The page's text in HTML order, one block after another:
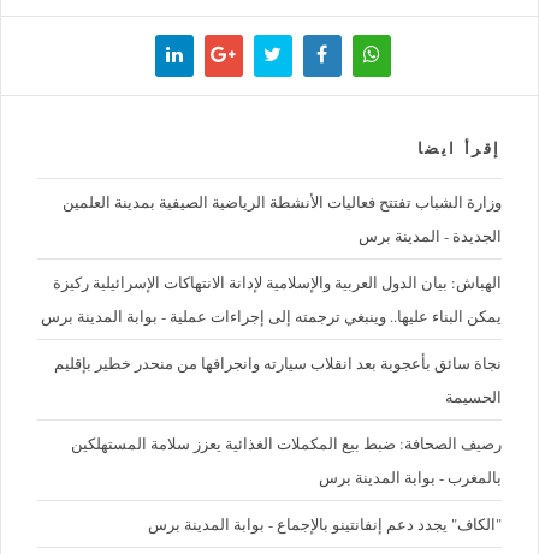
إقرأ ايضا
وزارة الشباب تفتتح فعاليات الأنشطة الرياضية الصيفية بمدينة العلمين
الجديدة - المدينة برس
الهباش: بيان الدول العربية والإسلامية لإدانة الانتهاكات الإسرائيلية ركيزة
يمكن البناء عليها.. وينبغي ترجمته إلى إجراءات عملية - بوابة المدينة برس
نجاة سائق بأعجوبة بعد انقلاب سيارته وانجرافها من منحدر خطير بإقليم
الحسيمة
رصيف الصحافة: ضبط بيع المكملات الغذائية يعزز سلامة المستهلكين
بالمغرب - بوابة المدينة برس
"الكاف" يجدد دعم إنفانتينو بالإجماع - بوابة المدينة برس